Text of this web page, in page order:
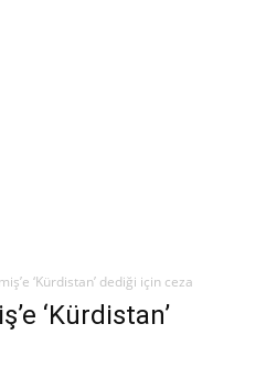
‘Kürdistan’ dediği için ceza
‘Kürdistan’